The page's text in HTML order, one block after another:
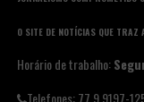
O SITE DE NOTÍCIAS QUE
Horário de trabalho:
Telefones: 77 9 9197-